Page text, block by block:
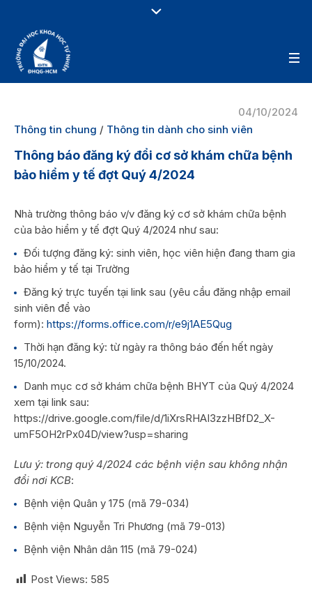
04/10/2024
Thông tin chung / Thông tin dành cho sinh viên
Thông báo đăng ký đổi cơ sở khám chữa bệnh
bảo hiểm y tế đợt Quý 4/2024
Nhà trường thông báo v/v đăng ký cơ sở khám chữa bệnh
của bảo hiểm y tế đợt Quý 4/2024 như sau:
Đối tượng đăng ký: sinh viên, học viên hiện đang tham gia
bảo hiểm y tế tại Trường
Đăng ký trực tuyến tại link sau (yêu cầu đăng nhập email
sinh viên để vào
form): https://forms.office.com/r/e9j1AE5Qug
Thời hạn đăng ký: từ ngày ra thông báo đến hết ngày
15/10/2024.
Danh mục cơ sở khám chữa bệnh BHYT của Quý 4/2024
xem tại link sau:
https://drive.google.com/file/d/1iXrsRHAI3zzHBfD2_X-
umF5OH2rPx04D/view?usp=sharing
Lưu ý: trong quý 4/2024 các bệnh viện sau không nhận
đổi nơi KCB:
Bệnh viện Quân y 175 (mã 79-034)
Bệnh viện Nguyễn Tri Phương (mã 79-013)
Bệnh viện Nhân dân 115 (mã 79-024)
Post Views: 585